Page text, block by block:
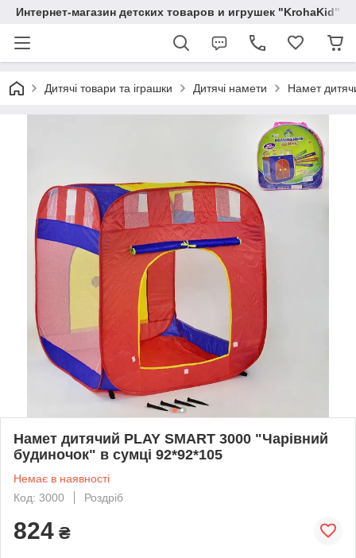
Интернет-магазин детских товаров и игрушек "KrohaKid"
Дитячі товари та іграшки Дитячі намети Намет
Намет дитячий PLAY SMART 3000 "Чарівний
будиночок" в сумці 92*92*105
Немає в наявності
Код: 3000
Роздріб
824 ₴